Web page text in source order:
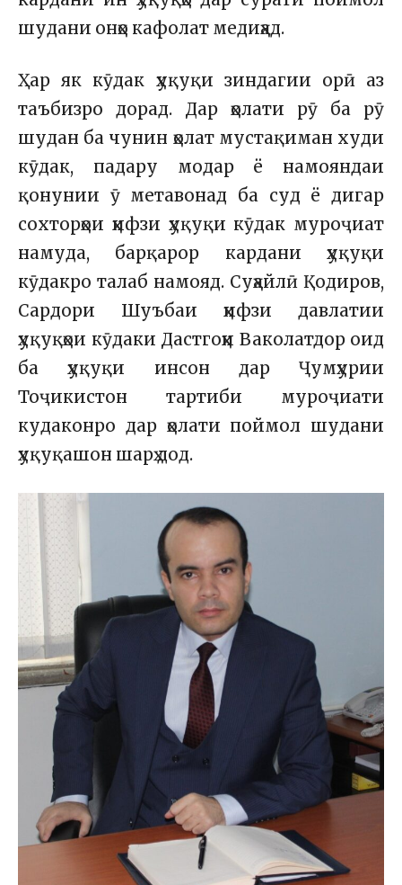
шудани онҳо кафолат медиҳад.
Ҳар як кӯдак ҳуқуқи зиндагии орӣ аз
таъбизро дорад. Дар ҳолати рӯ ба рӯ
шудан ба чунин ҳолат мустақиман худи
кӯдак, падару модар ё намояндаи
қонунии ӯ метавонад ба суд ё дигар
сохторҳои ҳифзи ҳуқуқи кӯдак муроҷиат
намуда, барқарор кардани ҳуқуқи
кӯдакро талаб намояд. Суҳайлӣ Қодиров,
Сардори Шуъбаи ҳифзи давлатии
ҳуқуқҳои кӯдаки Дастгоҳи Ваколатдор оид
ба ҳуқуқи инсон дар Ҷумҳурии
Тоҷикистон тартиби муроҷиати
кудаконро дар ҳолати поймол шудани
ҳуқуқашон шарҳ дод.